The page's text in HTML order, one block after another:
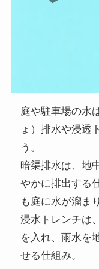
庭や駐車場の水
ょ）排水や浸透
う。
暗渠排水は、地
やかに排出する
も庭に水が溜ま
浸水トレンチは
を入れ、雨水を
せる仕組み。